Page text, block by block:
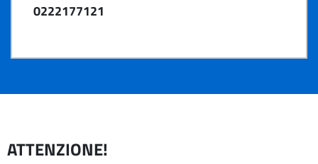
0222177121
ATTENZIONE!